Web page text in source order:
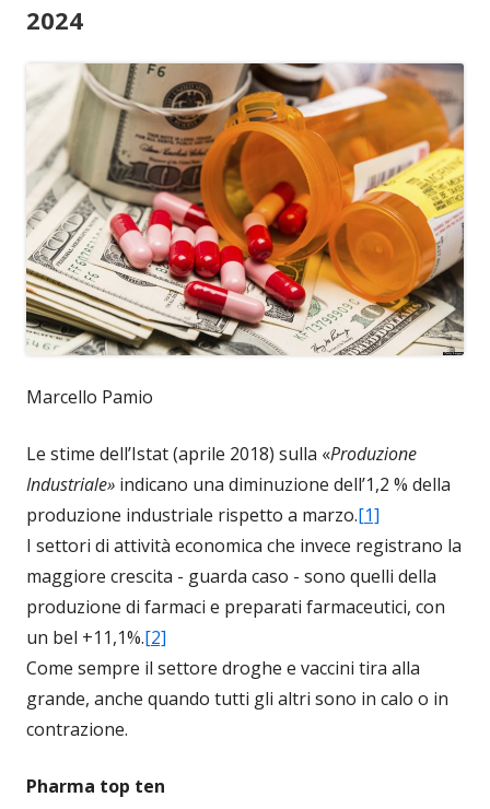
2024
Marcello Pamio
Le stime dell’Istat (aprile 2018) sulla «Produzione
Industriale» indicano una diminuzione dell’1,2 % della
produzione industriale rispetto a marzo.[1]
I settori di attività economica che invece registrano la
maggiore crescita - guarda caso - sono quelli della
produzione di farmaci e preparati farmaceutici, con
un bel +11,1%.[2]
Come sempre il settore droghe e vaccini tira alla
grande, anche quando tutti gli altri sono in calo o in
contrazione.
Pharma top ten